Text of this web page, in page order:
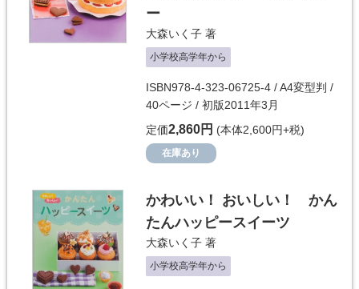
ー
大森いく子 著
小学校高学年から
ISBN978-4-323-06725-4 / A4変型判 /
40ページ / 初版2011年3月
定価2,860円 (本体2,600円+税)
在庫あり
かわいい！ おいしい！ かん
たんハッピースイーツ
大森いく子 著
小学校高学年から